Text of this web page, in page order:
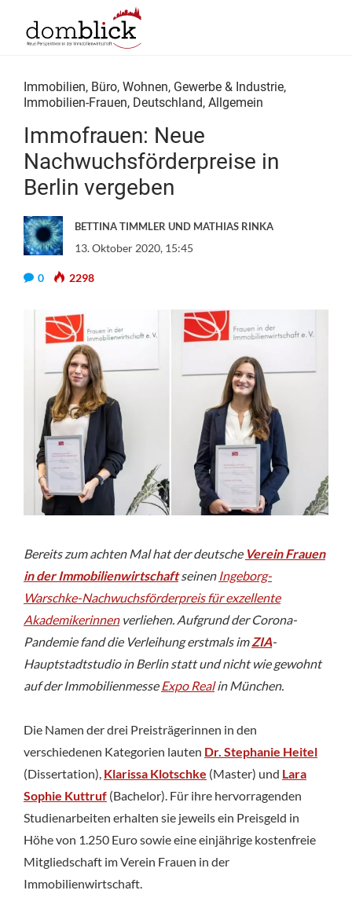
Immobilien, Büro, Wohnen, Gewerbe & Industrie,
Immobilien-Frauen, Deutschland, Allgemein
Immofrauen: Neue
Nachwuchsförderpreise in
Berlin vergeben
BETTINA TIMMLER UND MATHIAS RINKA
13. Oktober 2020, 15:45
0 2298
Bereits zum achten Mal hat der deutsche Verein Frauen
in der Immobilienwirtschaftseinen Ingeborg-
Warschke-Nachwuchsförderpreis für exzellente
Akademikerinnenverliehen. Aufgrund der Corona-
Pandemie fand die Verleihung erstmals imZIA-
Hauptstadtstudio in Berlin statt und nicht wie gewohnt
auf der ImmobilienmesseExpo Realin München.
Die Namen der drei Preisträgerinnen in den
verschiedenen Kategorien lauten Dr. Stephanie Heitel
(Dissertation), Klarissa Klotschke (Master) und Lara
Sophie Kuttruf (Bachelor). Für ihre hervorragenden
Studienarbeiten erhalten sie jeweils ein Preisgeld in
Höhe von 1.250 Euro sowie eine einjährige kostenfreie
Mitgliedschaft im Verein Frauen in der
Immobilienwirtschaft.